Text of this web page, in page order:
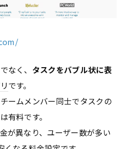
なく、 タスクをバブル状に表
です。
ームメンバー同士でタスクの
有料です。
が異なり、ユーザー数が多い